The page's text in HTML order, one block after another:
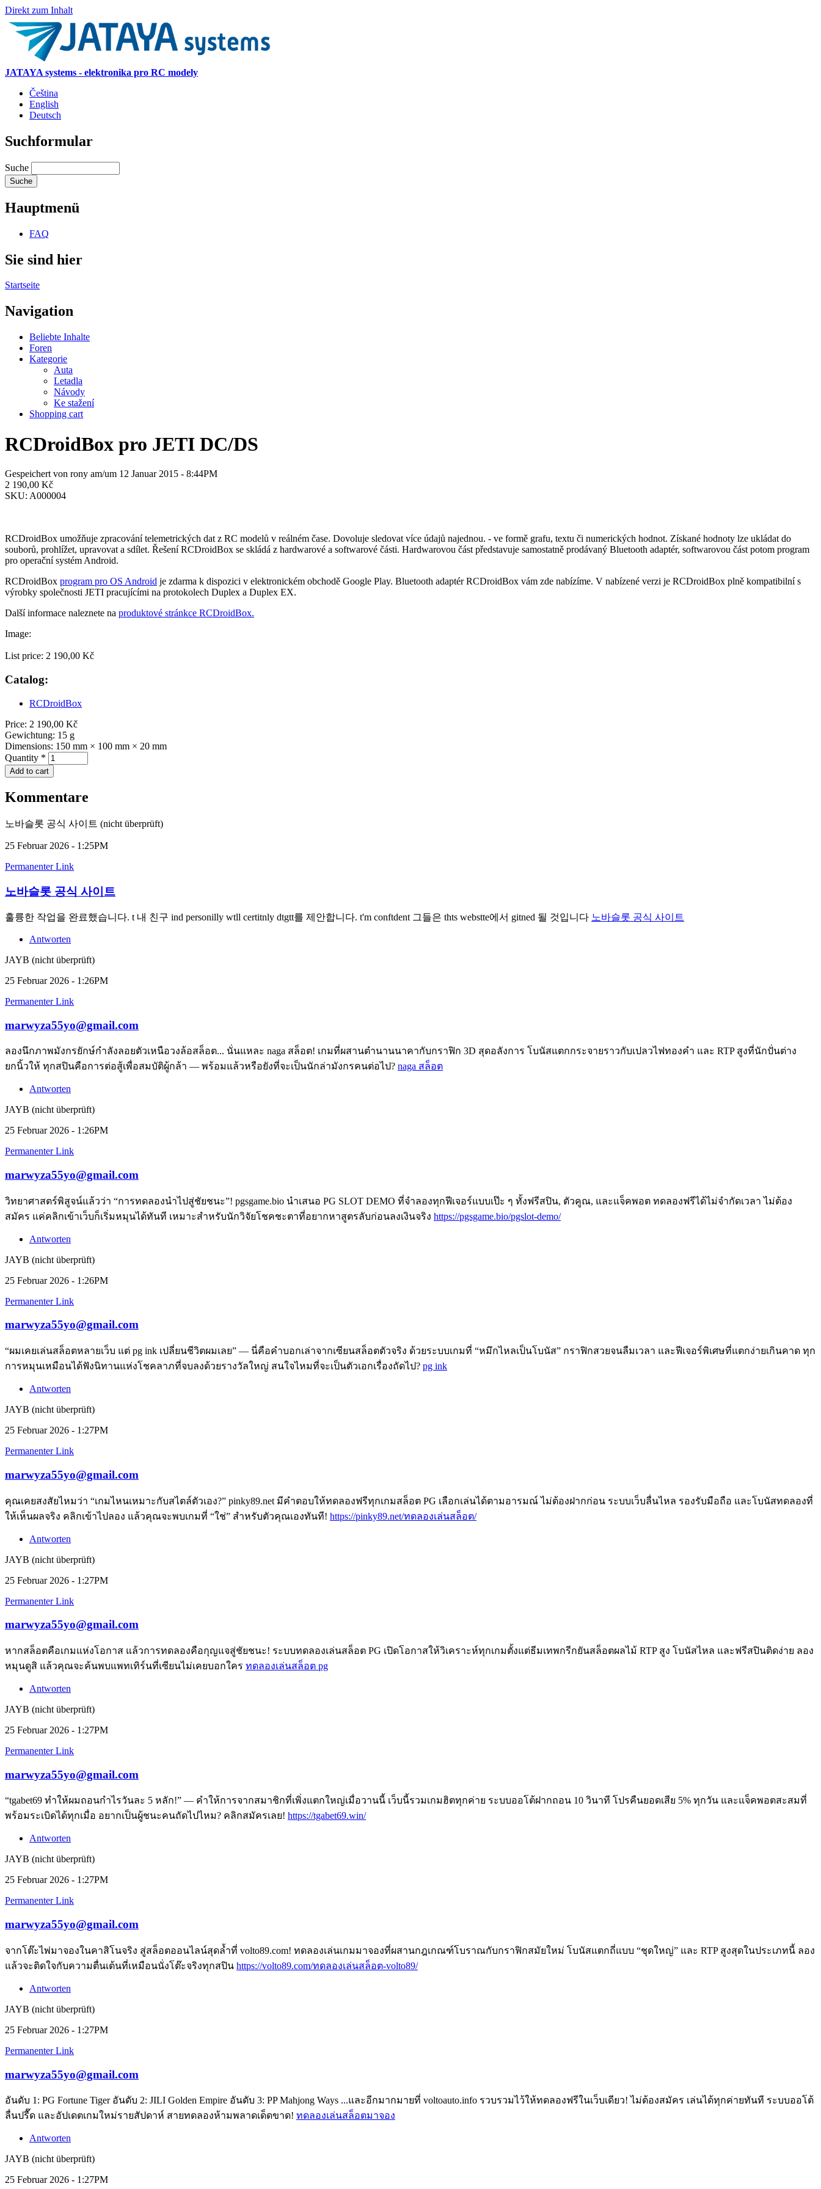
Direkt zum Inhalt
JATAYA systems - elektronika pro RC modely
Čeština
English
Deutsch
Suchformular
Suche
Hauptmenü
FAQ
Sie sind hier
Startseite
Navigation
Beliebte Inhalte
Foren
Kategorie
Auta
Letadla
Návody
Ke stažení
Shopping cart
RCDroidBox pro JETI DC/DS
Gespeichert von rony am/um 12 Januar 2015 - 8:44PM
2 190,00 Kč
SKU: A000004
RCDroidBox umožňuje zpracování telemetrických dat z RC modelů v reálném čase. Dovoluje sledovat více údajů najednou. - ve formě grafu, textu či numerických hodnot. Získané hodnoty lze ukládat do
souborů, prohlížet, upravovat a sdílet. Řešení RCDroidBox se skládá z hardwarové a softwarové části. Hardwarovou část představuje samostatně prodávaný Bluetooth adaptér, softwarovou část potom program
pro operační systém Android.
RCDroidBox program pro OS Android je zdarma k dispozici v elektronickém obchodě Google Play. Bluetooth adaptér RCDroidBox vám zde nabízíme. V nabízené verzi je RCDroidBox plně kompatibilní s
výrobky společnosti JETI pracujícími na protokolech Duplex a Duplex EX.
Další informace naleznete na produktové stránkce RCDroidBox.
Image:
List price: 2 190,00 Kč
Catalog:
RCDroidBox
Price: 2 190,00 Kč
Gewichtung: 15 g
Dimensions: 150 mm × 100 mm × 20 mm
Quantity *
Kommentare
노바슬롯 공식 사이트 (nicht überprüft)
25 Februar 2026 - 1:25PM
Permanenter Link
노바슬롯 공식 사이트
훌륭한 작업을 완료했습니다. t 내 친구 ind personilly wtll certitnly dtgtt를 제안합니다. t'm conftdent 그들은 thts webstte에서 gitned 될 것입니다 노바슬롯 공식 사이트
Antworten
JAYB (nicht überprüft)
25 Februar 2026 - 1:26PM
Permanenter Link
marwyza55yo@gmail.com
ลองนึกภาพมังกรยักษ์กำลังลอยตัวเหนือวงล้อสล็อต... นั่นแหละ naga สล็อต! เกมที่ผสานตำนานนาคากับกราฟิก 3D สุดอลังการ โบนัสแตกกระจายราวกับเปลวไฟทองคำ และ RTP สูงที่นักปั่นต่าง
ยกนิ้วให้ ทุกสปินคือการต่อสู้เพื่อสมบัติผู้กล้า — พร้อมแล้วหรือยังที่จะเป็นนักล่ามังกรคนต่อไป? naga สล็อต
Antworten
JAYB (nicht überprüft)
25 Februar 2026 - 1:26PM
Permanenter Link
marwyza55yo@gmail.com
วิทยาศาสตร์พิสูจน์แล้วว่า “การทดลองนำไปสู่ชัยชนะ”! pgsgame.bio นำเสนอ PG SLOT DEMO ที่จำลองทุกฟีเจอร์แบบเป๊ะ ๆ ทั้งฟรีสปิน, ตัวคูณ, และแจ็คพอต ทดลองฟรีได้ไม่จำกัดเวลา ไม่ต้อง
สมัคร แค่คลิกเข้าเว็บก็เริ่มหมุนได้ทันที เหมาะสำหรับนักวิจัยโชคชะตาที่อยากหาสูตรลับก่อนลงเงินจริง https://pgsgame.bio/pgslot-demo/
Antworten
JAYB (nicht überprüft)
25 Februar 2026 - 1:26PM
Permanenter Link
marwyza55yo@gmail.com
“ผมเคยเล่นสล็อตหลายเว็บ แต่ pg ink เปลี่ยนชีวิตผมเลย” — นี่คือคำบอกเล่าจากเซียนสล็อตตัวจริง ด้วยระบบเกมที่ “หมึกไหลเป็นโบนัส” กราฟิกสวยจนลืมเวลา และฟีเจอร์พิเศษที่แตกง่ายเกินคาด ทุก
การหมุนเหมือนได้ฟังนิทานแห่งโชคลาภที่จบลงด้วยรางวัลใหญ่ สนใจไหมที่จะเป็นตัวเอกเรื่องถัดไป? pg ink
Antworten
JAYB (nicht überprüft)
25 Februar 2026 - 1:27PM
Permanenter Link
marwyza55yo@gmail.com
คุณเคยสงสัยไหมว่า “เกมไหนเหมาะกับสไตล์ตัวเอง?” pinky89.net มีคำตอบให้ทดลองฟรีทุกเกมสล็อต PG เลือกเล่นได้ตามอารมณ์ ไม่ต้องฝากก่อน ระบบเว็บลื่นไหล รองรับมือถือ และโบนัสทดลองที่
ให้เห็นผลจริง คลิกเข้าไปลอง แล้วคุณจะพบเกมที่ “ใช่” สำหรับตัวคุณเองทันที! https://pinky89.net/ทดลองเล่นสล็อต/
Antworten
JAYB (nicht überprüft)
25 Februar 2026 - 1:27PM
Permanenter Link
marwyza55yo@gmail.com
หากสล็อตคือเกมแห่งโอกาส แล้วการทดลองคือกุญแจสู่ชัยชนะ! ระบบทดลองเล่นสล็อต PG เปิดโอกาสให้วิเคราะห์ทุกเกมตั้งแต่ธีมเทพกรีกยันสล็อตผลไม้ RTP สูง โบนัสไหล และฟรีสปินติดง่าย ลอง
หมุนดูสิ แล้วคุณจะค้นพบแพทเทิร์นที่เซียนไม่เคยบอกใคร ทดลองเล่นสล็อต pg
Antworten
JAYB (nicht überprüft)
25 Februar 2026 - 1:27PM
Permanenter Link
marwyza55yo@gmail.com
“tgabet69 ทำให้ผมถอนกำไรวันละ 5 หลัก!” — คำให้การจากสมาชิกที่เพิ่งแตกใหญ่เมื่อวานนี้ เว็บนี้รวมเกมฮิตทุกค่าย ระบบออโต้ฝากถอน 10 วินาที โปรคืนยอดเสีย 5% ทุกวัน และแจ็คพอตสะสมที่
พร้อมระเบิดได้ทุกเมื่อ อยากเป็นผู้ชนะคนถัดไปไหม? คลิกสมัครเลย! https://tgabet69.win/
Antworten
JAYB (nicht überprüft)
25 Februar 2026 - 1:27PM
Permanenter Link
marwyza55yo@gmail.com
จากโต๊ะไพ่มาจองในคาสิโนจริง สู่สล็อตออนไลน์สุดล้ำที่ volto89.com! ทดลองเล่นเกมมาจองที่ผสานกฎเกณฑ์โบราณกับกราฟิกสมัยใหม่ โบนัสแตกถี่แบบ “ชุดใหญ่” และ RTP สูงสุดในประเภทนี้ ลอง
แล้วจะติดใจกับความตื่นเต้นที่เหมือนนั่งโต๊ะจริงทุกสปิน https://volto89.com/ทดลองเล่นสล็อต-volto89/
Antworten
JAYB (nicht überprüft)
25 Februar 2026 - 1:27PM
Permanenter Link
marwyza55yo@gmail.com
อันดับ 1: PG Fortune Tiger อันดับ 2: JILI Golden Empire อันดับ 3: PP Mahjong Ways ...และอีกมากมายที่ voltoauto.info รวบรวมไว้ให้ทดลองฟรีในเว็บเดียว! ไม่ต้องสมัคร เล่นได้ทุกค่ายทันที ระบบออโต้
ลื่นปรื๊ด และอัปเดตเกมใหม่รายสัปดาห์ สายทดลองห้ามพลาดเด็ดขาด! ทดลองเล่นสล็อตมาจอง
Antworten
JAYB (nicht überprüft)
25 Februar 2026 - 1:27PM